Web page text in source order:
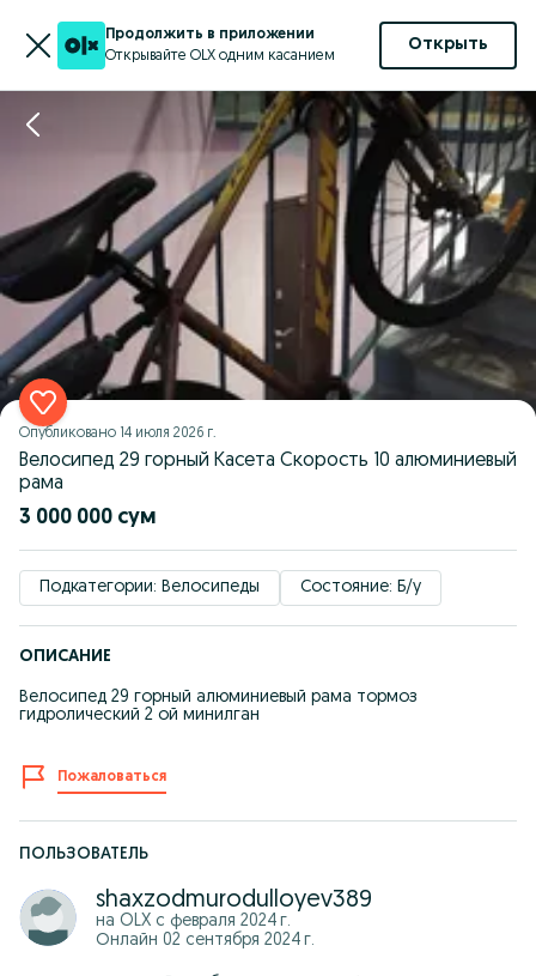
Продолжить в приложении
Открывайте OLX одним касанием
Открыть
Опубликовано 14 июля 2026 г.
Велосипед 29 горный Касета Скорость 10 алюминиевый
рама
3 000 000 сум
Подкатегории: Велосипеды Состояние: Б/у
ОПИСАНИЕ
Велосипед 29 горный алюминиевый рама тормоз
гидролический 2 ой минилган
Пожаловаться
ПОЛЬЗОВАТЕЛЬ
shaxzodmurodulloyev389
на OLX с февраля 2024 г.
Онлайн 02 сентября 2024 г.